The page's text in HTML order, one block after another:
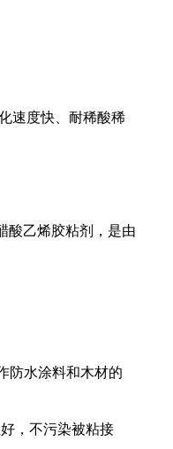
速度快、耐稀酸稀
酸乙烯胶粘剂，是由
防水涂料和木材的
，不污染被粘接